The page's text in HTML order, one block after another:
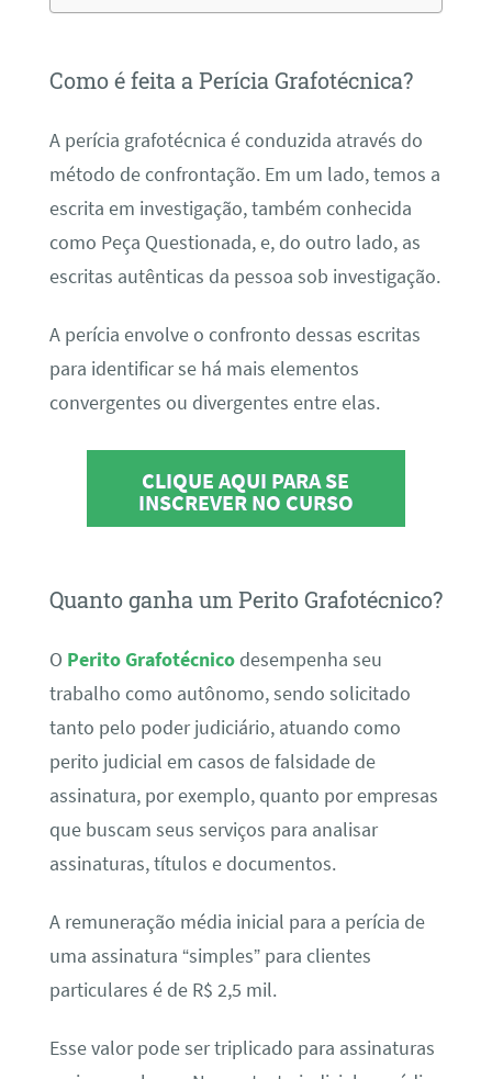
Como é feita a Perícia Grafotécnica?
A perícia grafotécnica é conduzida através do
método de confrontação. Em um lado, temos a
escrita em investigação, também conhecida
como Peça Questionada, e, do outro lado, as
escritas autênticas da pessoa sob investigação.
A perícia envolve o confronto dessas escritas
para identificar se há mais elementos
convergentes ou divergentes entre elas.
CLIQUE AQUI PARA SE
INSCREVER NO CURSO
Quanto ganha um Perito Grafotécnico?
O Perito Grafotécnicodesempenha seu
trabalho como autônomo, sendo solicitado
tanto pelo poder judiciário, atuando como
perito judicial em casos de falsidade de
assinatura, por exemplo, quanto por empresas
que buscam seus serviços para analisar
assinaturas, títulos e documentos.
A remuneração média inicial para a perícia de
uma assinatura “simples” para clientes
particulares é de R$ 2,5 mil.
Esse valor pode ser triplicado para assinaturas